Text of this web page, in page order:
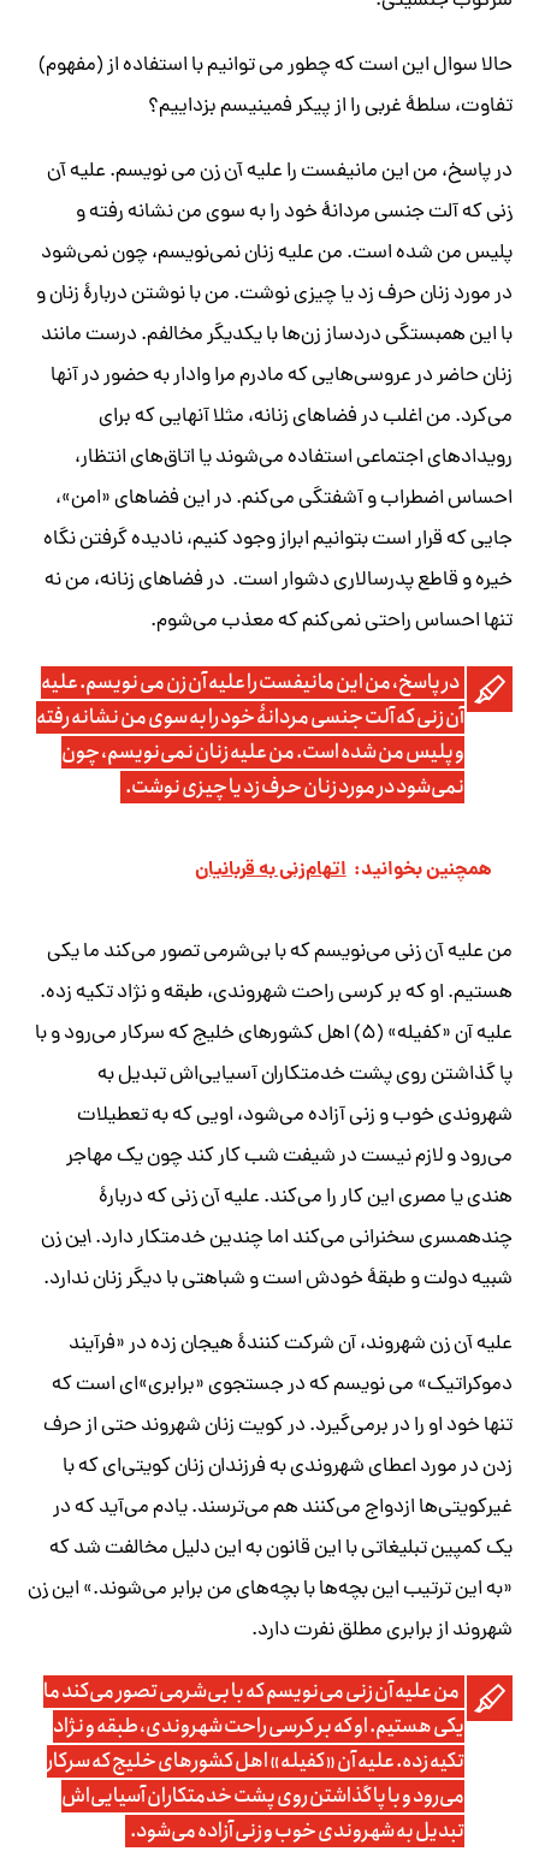
حالا سوال این است که چطور می توانیم با استفاده از (مفهوم)
تفاوت، سلطۀ غربی را از پیکر فمینیسم بزداییم؟
در پاسخ، من این مانیفست را علیهآن زنمی نویسم. علیهآن
زنیکه آلت جنسی مردانۀ خود را به سوی من نشانه رفته و
پلیس من شده است. من علیه زنان نمی‌نویسم، چون نمی‌شود
در مورد زنان حرف زد یا چیزی نوشت. من با نوشتن دربارۀ زنان و
با این همبستگی دردساز زن‌ها با یکدیگر مخالفم. درست مانند
زنان حاضر در عروسی‌هایی که مادرم مرا وادار به حضور در آنها
می‌کرد. من اغلب در فضاهای زنانه، مثلا آنهایی که برای
رویدادهای اجتماعی استفاده می‌شوند یا اتاق‌های انتظار،
احساس اضطراب و آشفتگی می‌کنم. در این فضاهای «امن»،
جایی که قرار است بتوانیم ابراز وجود کنیم، نادیده گرفتن نگاه
خیره و قاطع پدرسالاری دشوار است. در فضاهای زنانه، من نه
تنها احساس راحتی نمی‌کنم که معذب می‌شوم.
در پاسخ، من این مانیفست را علیه آن زن می نویسم. علیه
آن زنی که آلت جنسی مردانۀ خود را به سوی من نشانه رفته
و پلیس من شده است. من علیه زنان نمی‌نویسم، چون
نمی‌شود در مورد زنان حرف زد یا چیزی نوشت.
همچنین بخوانید: اتهام‌زنی به قربانیان
من علیهآن زنیمی‌نویسم که با بی‌شرمی تصور می‌کند ما یکی
هستیم. او که بر کرسی راحت شهروندی، طبقه و نژاد تکیه زده.
علیه آن «کفیله» (۵) اهل کشورهای خلیج که سرکار می‌رود و با
پا گذاشتن روی پشت خدمتکاران آسیایی‌اش تبدیل به
شهروندی خوب و زنی آزاده می‌شود، اویی که به تعطیلات
می‌رود و لازم نیست در شیفت شب کار کند چون یک مهاجر
هندی یا مصری این کار را می‌کند. علیهآن زنیکه دربارۀ
چندهمسری سخنرانی می‌کند اما چندین خدمتکار دارد.این زن
شبیه دولت و طبقۀ خودش است و شباهتی با دیگر زنان ندارد.
علیهآن زنشهروند، آن شرکت کنندۀ هیجان زده در «فرآیند
دموکراتیک» می نویسم که در جستجوی «برابری»ای است که
تنها خود او را در برمی‌گیرد. در کویت زنان شهروند حتی از حرف
زدن در مورد اعطای شهروندی به فرزندان زنان کویتی‌ای که با
غیرکویتی‌ها ازدواج می‌کنند هم می‌ترسند. یادم می‌آید که در
یک کمپین تبلیغاتی با این قانون به این دلیل مخالفت شد که
«به این ترتیب این بچه‌ها با بچه‌های من برابر می‌شوند.» اینزن
شهروند از برابری مطلق نفرت دارد.
من علیه آن زنی می‌نویسم که با بی‌شرمی تصور می‌کند ما
یکی هستیم. او که بر کرسی راحت شهروندی، طبقه و نژاد
تکیه زده. علیه آن «کفیله» اهل کشورهای خلیج که سرکار
می‌رود و با پا گذاشتن روی پشت خدمتکاران آسیایی‌اش
تبدیل به شهروندی خوب و زنی آزاده می‌شود.